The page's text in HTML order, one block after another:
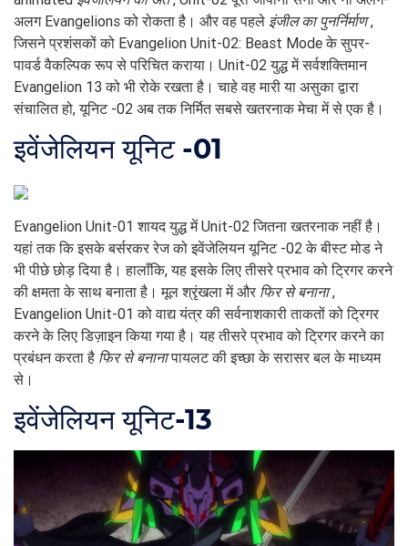
अलग Evangelions को रोकता है। और वह पहले इंजील का पुनर्निर्माण,
जिसने प्रशंसकों को Evangelion Unit-02: Beast Mode के सुपर-
पावर्ड वैकल्पिक रूप से परिचित कराया। Unit-02 युद्ध में सर्वशक्तिमान
Evangelion 13 को भी रोके रखता है। चाहे वह मारी या असुका द्वारा
संचालित हो, यूनिट -02 अब तक निर्मित सबसे खतरनाक मेचा में से एक है।
इवेंजेलियन यूनिट -01
Evangelion Unit-01 शायद युद्ध में Unit-02 जितना खतरनाक नहीं है।
यहां तक ​​​​कि इसके बर्सरकर रेज को इवेंजेलियन यूनिट -02 के बीस्ट मोड ने
भी पीछे छोड़ दिया है। हालाँकि, यह इसके लिए तीसरे प्रभाव को ट्रिगर करने
की क्षमता के साथ बनाता है। मूल श्रृंखला में और फिर से बनाना,
Evangelion Unit-01 को वाद्य यंत्र की सर्वनाशकारी ताकतों को ट्रिगर
करने के लिए डिज़ाइन किया गया है। यह तीसरे प्रभाव को ट्रिगर करने का
प्रबंधन करता है फिर से बनानापायलट की इच्छा के सरासर बल के माध्यम
से।
इवेंजेलियन यूनिट-13